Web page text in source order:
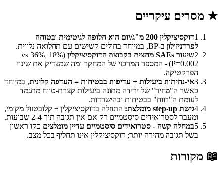
★ מסרים עיקריים
1
דוקסיציקלין 200 מ"ג/יום הוא חלופה לגיטימית ובטוחה
לפרדניזולון ב-BP, במיוחד בחולים קשישים עם תחלואה נלווית.
2שיעור SAEs מחצית בקבוצת הדוקסיציקלין
(18% vs 36%,
P=0.002) - המספר המרכזי של המחקר ומה שמצדיק את שינוי
הפרקטיקה.
3אי-נחיתות ביעילות + עדיפות בבטיחות = העדפה קלינית, במיוחד
כאשר ה"מחיר" של ירידה מתונה ביעילות קצרת-טווח מתגמד
לעומת ה"רווח" בבטיחות ובהישרדות.
4גישת step-up מומלצת:
התחלה בדוקסיציקלין ± קלובטזול מקומי,
ומעבר לסטרואידים סיסטמיים רק אם אין תגובה תוך 2-4 שבועות.
5במחלה קשה - סטרואידים סיסטמיים עדיין מומלצים כקו ראשון
בשל תגובה מהירה יותר; דוקסיציקלין אינו תחליף בכל מצב.
📖 מקורות